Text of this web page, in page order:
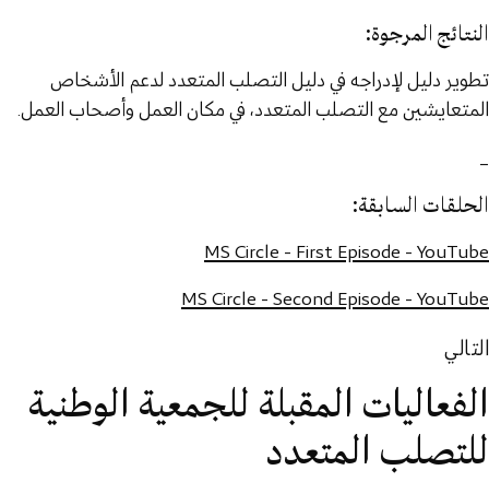
النتائج المرجوة:
تطوير دليل لإدراجه في دليل التصلب المتعدد لدعم الأشخاص
المتعايشين مع التصلب المتعدد، في مكان العمل وأصحاب العمل.
_
الحلقات السابقة:
MS Circle - First Episode - YouTube
MS Circle - Second Episode - YouTube
التالي
الفعاليات المقبلة للجمعية الوطنية
للتصلب المتعدد